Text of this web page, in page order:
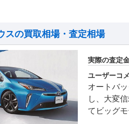
スの買取相場・査定相場
実際の査定
ユーザーコ
オートバ
し、大変
てビッグ